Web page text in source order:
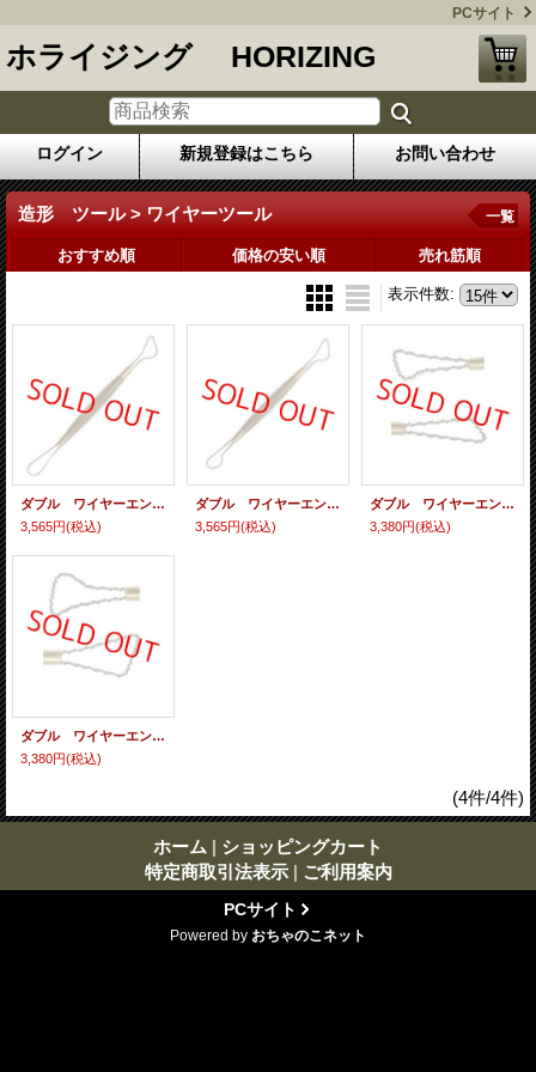
PCサイト
ホライジング HORIZING
ログイン 新規登録はこちら お問い合わせ
造形 ツール > ワイヤーツール 一覧
おすすめ順 価格の安い順 売れ筋順
表示件数:
ダブル ワイヤーエンド ツール ２１１
3,565円(税込)
ダブル ワイヤーエンド ツール ２１０
3,565円(税込)
ダブル ワイヤーエンド ツール ２０７
3,380円(税込)
ダブル ワイヤーエンド ツール ２０６
3,380円(税込)
(4件/4件)
ホーム | ショッピングカート
特定商取引法表示 | ご利用案内
PCサイト
Powered by おちゃのこネット